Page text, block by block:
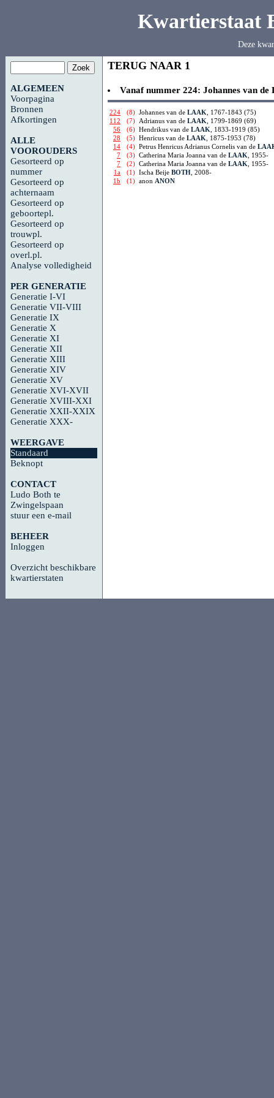
Kwartierstaat
Deze
ALGEMEEN
Voorpagina
Bronnen
Afkortingen
ALLE
VOOROUDERS
Gesorteerd op
nummer
Gesorteerd op
achternaam
Gesorteerd op
geboortepl.
Gesorteerd op
trouwpl.
Gesorteerd op
overl.pl.
Analyse volledigheid
PER GENERATIE
Generatie I-VI
Generatie VII-VIII
Generatie IX
Generatie X
Generatie XI
Generatie XII
Generatie XIII
Generatie XIV
Generatie XV
Generatie XVI-XVII
Generatie XVIII-XXI
Generatie XXII-XXIX
Generatie XXX-
WEERGAVE
Standaard
Beknopt
CONTACT
Ludo Both te
Zwingelspaan
stuur een e-mail
BEHEER
Inloggen
Overzicht beschikbare
kwartierstaten
TERUG NAAR 1
Vanaf nummer 224: Johannes van de
224 (8) Johannes van de LAAK , 1767-1843 (75)
112
(7) Adrianus van de LAAK , 1799-1869 (69)
56
(6) Hendrikus van de LAAK , 1833-1919 (85)
28
(5) Henricus van de LAAK , 1875-1953 (78)
14
(4) Petrus Henricus Adrianus Cornelis van de
7
(3) Catherina Maria Joanna van de LAAK , 1955-
7
(2) Catherina Maria Joanna van de LAAK , 1955-
1a
(1) Ischa Beije BOTH , 2008-
1b
(1) anon ANON